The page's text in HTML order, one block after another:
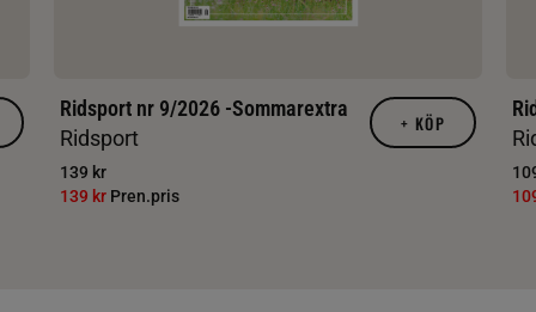
Ridsport nr 9/2026 -Sommarextra
Ridsport
139 kr
139 kr Pren.pris
+ KÖP